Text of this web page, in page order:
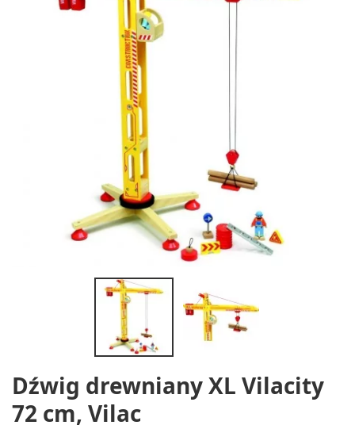
Dźwig drewniany XL Vilacity
72 cm, Vilac